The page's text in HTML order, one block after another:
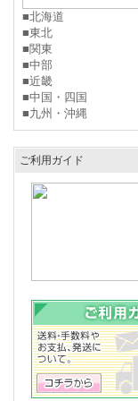
■北海道
■東北
■関東
■中部
■近畿
■中国・四国
■九州・沖縄
ご利用ガイド